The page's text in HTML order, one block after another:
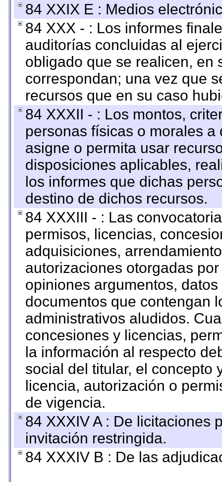
84 XXIX E : Medios
84 XXX - : Los informes
auditorías concluidas al
obligado que se realicen, en
correspondan; una vez que
recursos que en su caso
84 XXXII - : Los montos,
personas físicas o morales
asigne o permita usar
disposiciones aplicables,
los informes que dichas
destino de dichos recursos.
84 XXXIII - : Las
permisos, licencias,
adquisiciones,
autorizaciones otorgadas
opiniones argumentos,
documentos que contengan
administrativos aludidos.
concesiones y licencias,
la información al respecto
social del titular, el concepto
licencia, autorización o
de vigencia.
84 XXXIV A : De licitaciones
invitación restringida.
84 XXXIV B : De las